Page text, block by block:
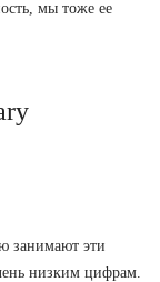
мы тоже ее
занимают эти
низким цифрам.